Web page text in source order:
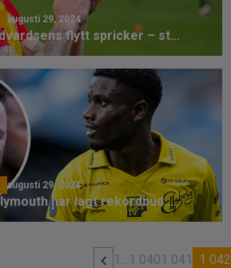
augusti 29, 2024
Uppgifter: Edvardsens flytt spricker – stannar av familjeskäl
augusti 29, 2024
Uppgifter: Plymouth har lagt rekordbud på Baidoo – kan tränas av Rooney
1 …1 0401 041 1 042